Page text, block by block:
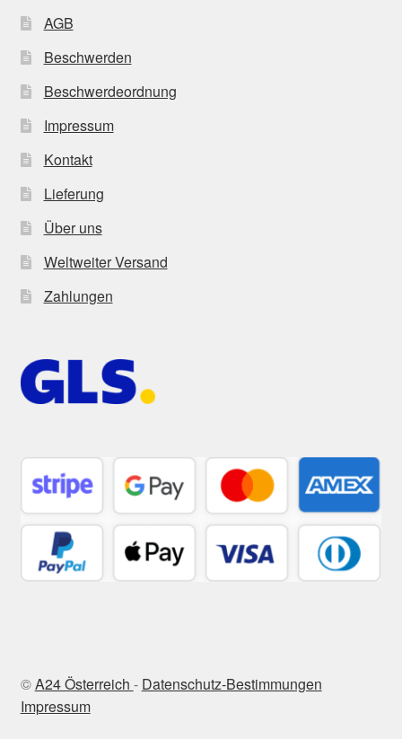
AGB
Beschwerden
Beschwerdeordnung
Impressum
Kontakt
Lieferung
Über uns
Weltweiter Versand
Zahlungen
©A24 Österreich - Datenschutz-Bestimmungen
Impressum